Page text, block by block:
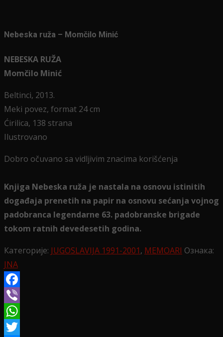
Nebeska ruža – Momčilo Minić
NEBESKA RUŽA
Momčilo Minić
Beltinci, 2013.
Meki povez, format 24 cm
Ćirilica, 138 strana
Ilustrovano
Dobro očuvano sa vidljivim znacima korišćenja
Knjiga Nebeska ruža je nastala na osnovu istinitih
događaja prenetih na papir na osnovu sećanja vojnog
padobranca legendarne 63. padobranske brigade
tokom ratnih devedesetih godina.
Категорије: JUGOSLAVIJA 1991-2001, MEMOARI Ознака:
JNA
Facebook
Viber
WhatsApp